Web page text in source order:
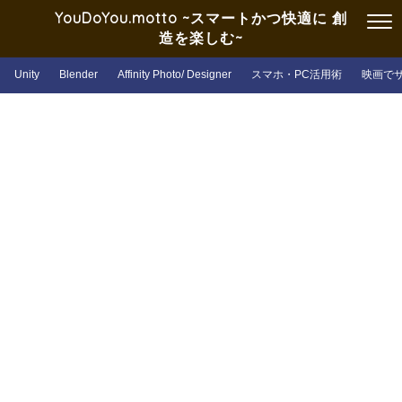
YouDoYou.motto ~スマートかつ快適に 創
造を楽しむ~
Unity Blender Affinity Photo/ Designer スマホ・PC活用術 映画で